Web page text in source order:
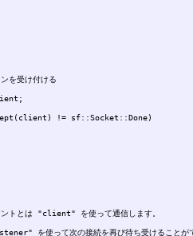
を受け付ける
!= sf::Socket::Done)
トとは "client" を使って通信します。